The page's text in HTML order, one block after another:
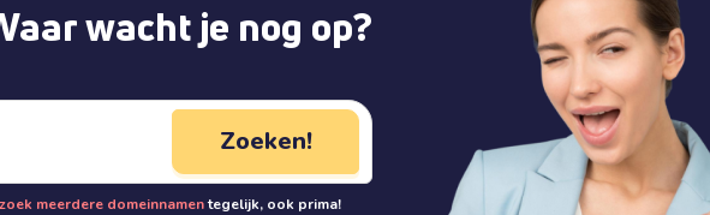
wacht je nog op?
Zoeken!
zoek meerdere domeinnamentegelijk, ook prima!